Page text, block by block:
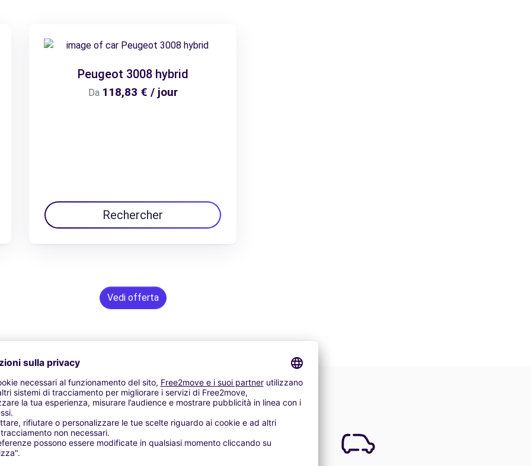
Peugeot 3008 hybrid
Da 118,83 € / jour
Rechercher
Vedi offerta